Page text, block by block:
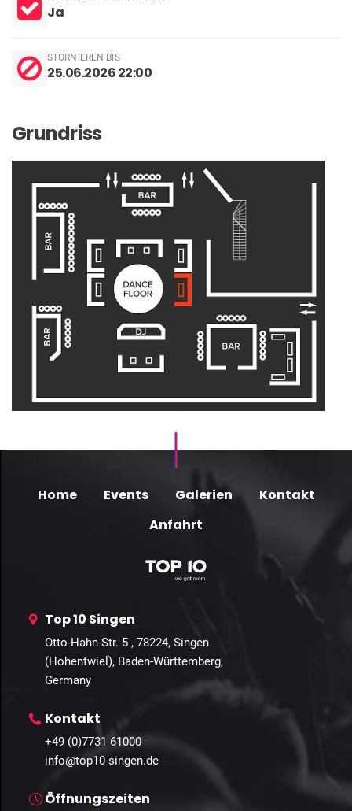
Ja
STORNIEREN BIS
25.06.2026 22:00
Grundriss
Home Events Galerien
Kontakt
Anfahrt
Top 10 Singen
Otto-Hahn-Str. 5 , 78224, Singen
(Hohentwiel), Baden-Württemberg,
Germany
Kontakt
+49 (0)7731 61000
info@top10-singen.de
Öffnungszeiten